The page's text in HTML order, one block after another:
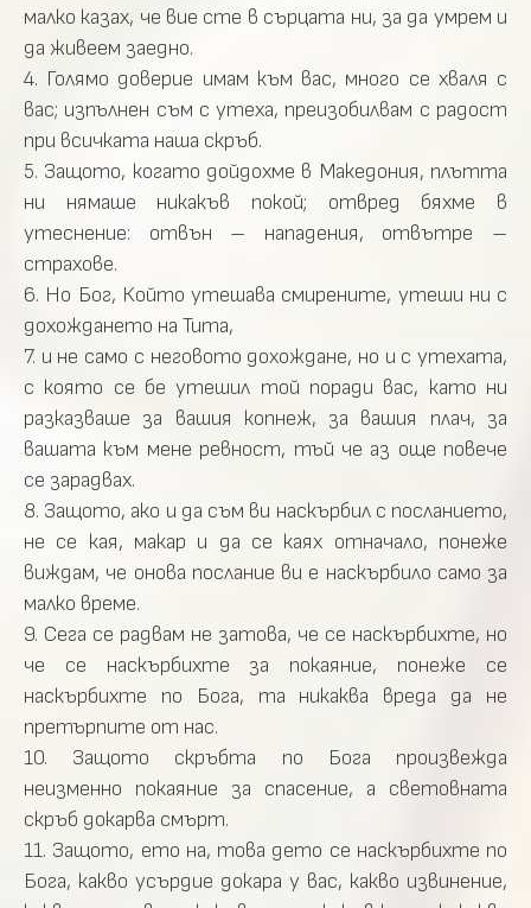
малко казах, че вие сте в сърцата ни, за да умрем и
да живеем заедно.
4. Голямо доверие имам към вас, много се хваля с
вас; изпълнен съм с утеха, преизобилвам с радост
при всичката наша скръб.
5. Защото, когато дойдохме в Македония, плътта
ни нямаше никакъв покой; отвред бяхме в
утеснение: отвън – нападения, отвътре –
страхове.
6. Но Бог, Който утешава смирените, утеши ни с
дохождането на Тита,
7. и не само с неговото дохождане, но и с утехата,
с която се бе утешил той поради вас, като ни
разказваше за вашия копнеж, за вашия плач, за
вашата към мене ревност, тъй че аз още повече
се зарадвах.
8. Защото, ако и да съм ви наскърбил с посланието,
не се кая, макар и да се каях отначало, понеже
виждам, че онова послание ви е наскърбило само за
малко време.
9. Сега се радвам не затова, че се наскърбихте, но
че се наскърбихте за покаяние, понеже се
наскърбихте по Бога, та никаква вреда да не
претърпите от нас.
10. Защото скръбта по Бога произвежда
неизменно покаяние за спасение, а световната
скръб докарва смърт.
11. Защото, ето на, това дето се наскърбихте по
Бога, какво усърдие докара у вас, какво извинение,